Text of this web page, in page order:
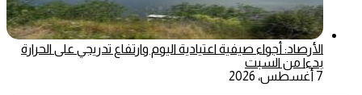
الأرصاد: أجواء صيفية اعتيادية اليوم وارتفاع تدريجي على الحرارة
بدءا من السبت
7 أغسطس، 2026